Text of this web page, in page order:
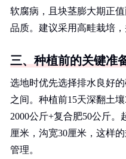
软腐病，且块茎膨大期正
品质。建议采用高畦栽培，
三、种植前的关键准
选地时优先选择排水良好
之间。种植前15天深翻土
2000公斤+复合肥50公斤
厘米，沟宽30厘米，这样
管理。